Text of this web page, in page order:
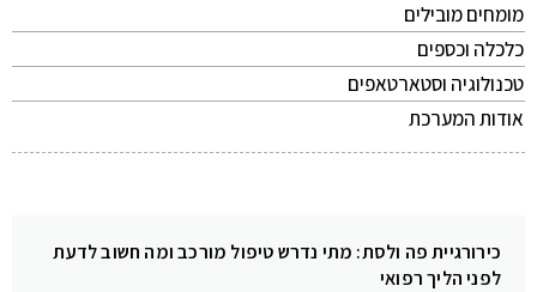
מומחים מובילים
כלכלה וכספים
טכנולוגיה וסטארטאפים
אודות המערכת
כירורגיית פה ולסת: מתי נדרש טיפול מורכב ומה חשוב לדעת
לפני הליך רפואי